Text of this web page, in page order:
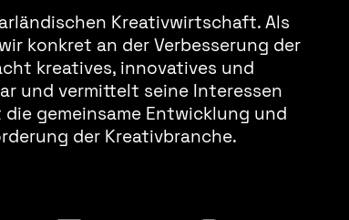
Kreativwirtschaft. Als
konkret an der Verbesserung der
kreatives, innovatives und
und vermittelt seine Interessen
gemeinsame Entwicklung und
der Kreativbranche.